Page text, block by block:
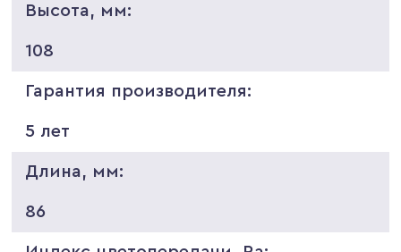
Высота, мм:
108
Гарантия производителя:
5 лет
Длина, мм:
86